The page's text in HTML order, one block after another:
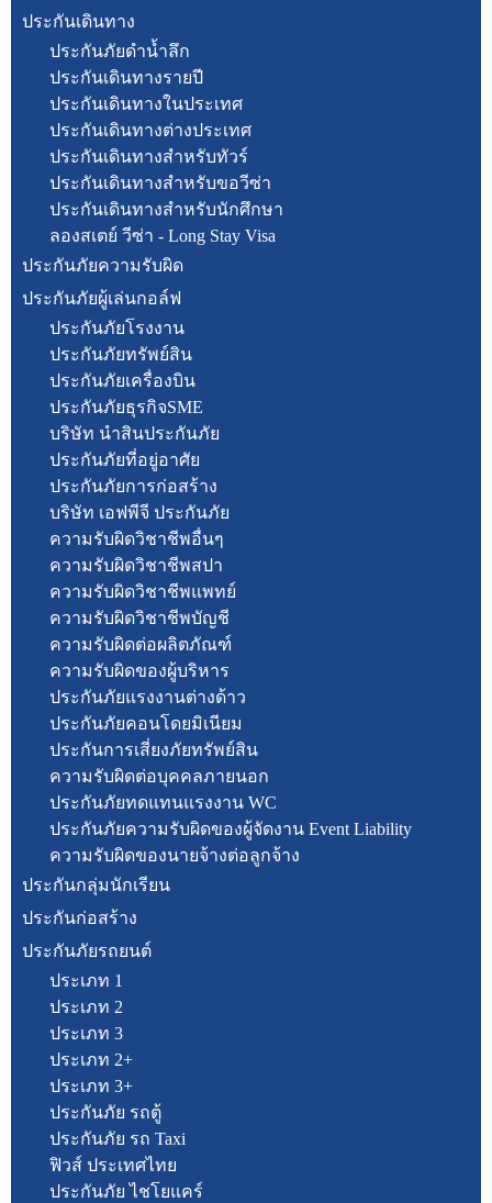
ประกันเดินทาง
ประกันภัยดำน้ำลึก
ประกันเดินทางรายปี
ประกันเดินทางในประเทศ
ประกันเดินทางต่างประเทศ
ประกันเดินทางสำหรับทัวร์
ประกันเดินทางสำหรับขอวีซ่า
ประกันเดินทางสำหรับนักศึกษา
ลองสเตย์ วีซ่า - Long Stay Visa
ประกันภัยความรับผิด
ประกันภัยผู้เล่นกอล์ฟ
ประกันภัยโรงงาน
ประกันภัยทรัพย์สิน
ประกันภัยเครื่องบิน
ประกันภัยธุรกิจSME
บริษัท นำสินประกันภัย
ประกันภัยที่อยู่อาศัย
ประกันภัยการก่อสร้าง
บริษัท เอฟพีจี ประกันภัย
ความรับผิดวิชาชีพอื่นๆ
ความรับผิดวิชาชีพสปา
ความรับผิดวิชาชีพแพทย์
ความรับผิดวิชาชีพบัญชี
ความรับผิดต่อผลิตภัณฑ์
ความรับผิดของผู้บริหาร
ประกันภัยแรงงานต่างด้าว
ประกันภัยคอนโดยมิเนียม
ประกันการเสี่ยงภัยทรัพย์สิน
ความรับผิดต่อบุคคลภายนอก
ประกันภัยทดแทนแรงงาน WC
ประกันภัยความรับผิดของผู้จัดงาน Event Liability
ความรับผิดของนายจ้างต่อลูกจ้าง
ประกันกลุ่มนักเรียน
ประกันก่อสร้าง
ประกันภัยรถยนต์
ประเภท 1
ประเภท 2
ประเภท 3
ประเภท 2+
ประเภท 3+
ประกันภัย รถตู้
ประกันภัย รถ Taxi
ฟิวส์ ประเทศไทย
ประกันภัย ไชโยแคร์